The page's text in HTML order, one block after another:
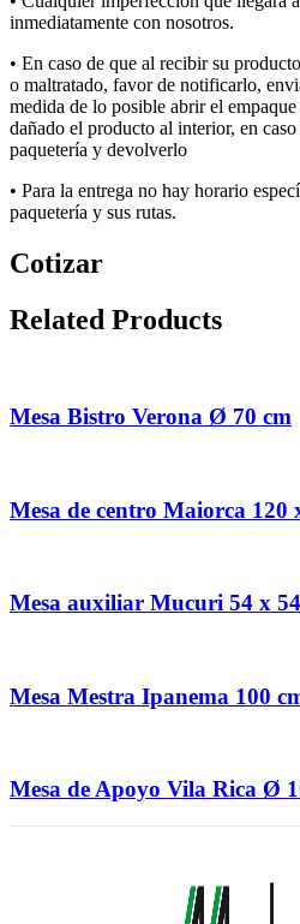
inmediatamente con nosotros.
• En caso de que al recibir su
o maltratado, favor de notificarlo,
medida de lo posible abrir el
dañado el producto al interior, en
paquetería y devolverlo
• Para la entrega no hay horario
paquetería y sus rutas.
Cotizar
Related Products
Mesa Bistro Verona Ø 70 cm
Mesa de centro Maiorca 120
Mesa auxiliar Mucuri 54 x
Mesa Mestra Ipanema 100
Mesa de Apoyo Vila Rica Ø